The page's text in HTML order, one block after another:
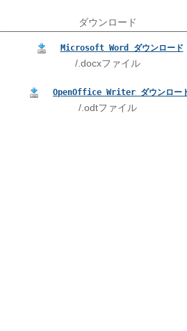
ダウンロード
Microsoft Word ダウンロード
/.docxファイル
OpenOffice Writer ダウンロー
/.odtファイル